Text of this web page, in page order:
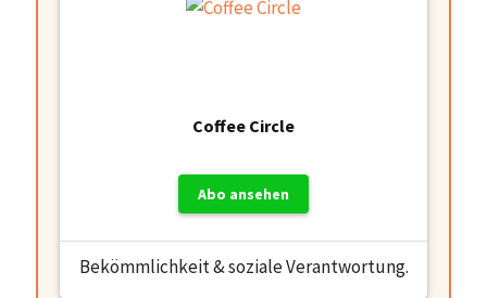
Coffee Circle
Abo ansehen
Bekömmlichkeit & soziale Verantwortung.